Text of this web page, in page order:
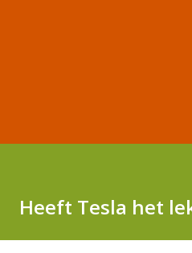
Heeft Tesla het